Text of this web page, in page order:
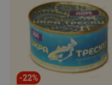
-22%